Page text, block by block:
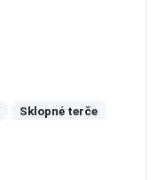
Sklopné terče